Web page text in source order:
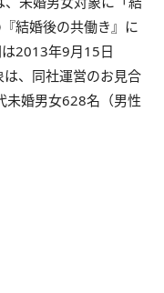
結婚後の共働き』に
2013年9月15日
は、同社運営のお見合
未婚男女628名（男性